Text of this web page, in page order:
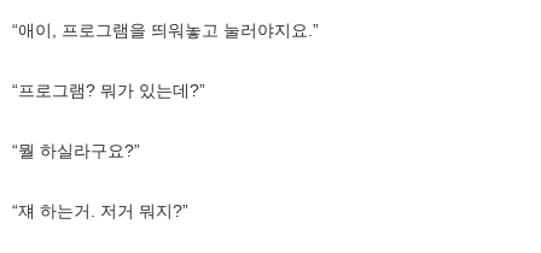
“애이, 프로그램을 띄워놓고 눌러야지요.”
“프로그램? 뭐가 있는데?”
“뭘 하실라구요?”
“쟤 하는거. 저거 뭐지?”